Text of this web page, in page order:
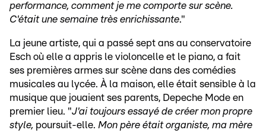
performance, comment je me comporte sur scène.
C'était une semaine très enrichissante."
La jeune artiste, qui a passé sept ans au conservatoire
Esch où elle a appris le violoncelle et le piano, a fait
ses premières armes sur scène dans des comédies
musicales au lycée. À la maison, elle était sensible à la
musique que jouaient ses parents, Depeche Mode en
premier lieu. "J'ai toujours essayé de créer mon propre
style, poursuit-elle. Mon père était organiste, ma mère